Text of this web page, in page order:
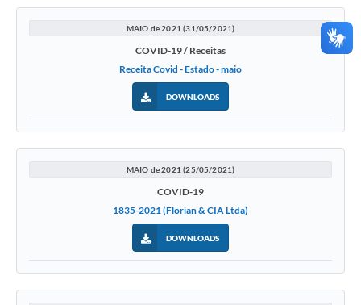
MAIO de 2021 (31/05/2021)
COVID-19 / Receitas
Receita Covid - Estado - maio
DOWNLOADS
MAIO de 2021 (25/05/2021)
COVID-19
1835-2021 (Florian & CIA Ltda)
DOWNLOADS